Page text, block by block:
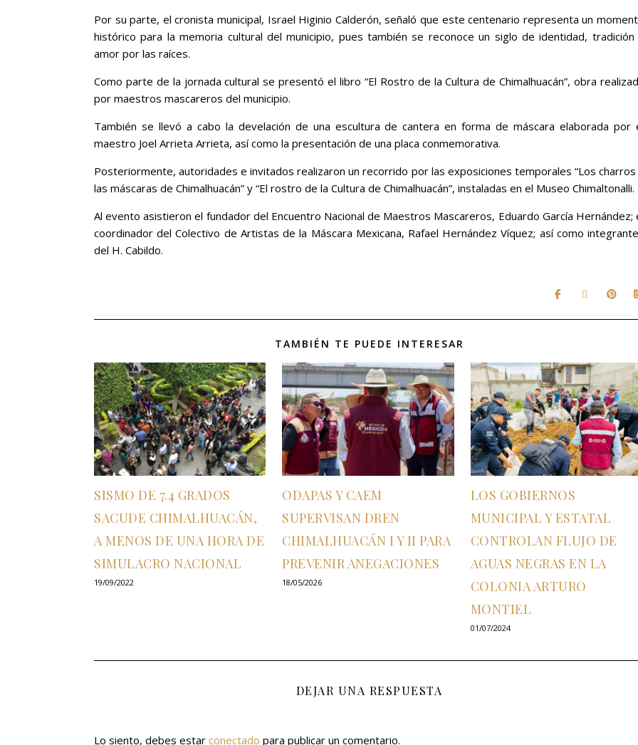
Por su parte, el cronista municipal, Israel Higinio Calderón, señaló que este centenario representa un
histórico para la memoria cultural del municipio, pues también se reconoce un siglo de identidad, tradición
amor por las raíces.
Como parte de la jornada cultural se presentó el libro “El Rostro de la Cultura de Chimalhuacán”, obra
por maestros mascareros del municipio.
También se llevó a cabo la develación de una escultura de cantera en forma de máscara elaborada por
maestro Joel Arrieta Arrieta, así como la presentación de una placa conmemorativa.
Posteriormente, autoridades e invitados realizaron un recorrido por las exposiciones temporales “Los
las máscaras de Chimalhuacán” y “El rostro de la Cultura de Chimalhuacán”, instaladas en el Museo Chimaltonalli.
Al evento asistieron el fundador del Encuentro Nacional de Maestros Mascareros, Eduardo García Hernández;
coordinador del Colectivo de Artistas de la Máscara Mexicana, Rafael Hernández Víquez; así como
del H. Cabildo.
TAMBIÉN TE PUEDE INTERESAR
SISMO DE 7.4 GRADOS
SACUDE CHIMALHUACÁN,
A MENOS DE UNA HORA DE
SIMULACRO NACIONAL
19/09/2022
ODAPAS Y CAEM
SUPERVISAN DREN
CHIMALHUACÁN I Y II PARA
PREVENIR ANEGACIONES
18/05/2026
LOS GOBIERNOS
MUNICIPAL Y ESTATAL
CONTROLAN FLUJO DE
AGUAS NEGRAS EN LA
COLONIA ARTURO
MONTIEL
01/07/2024
DEJAR UNA RESPUESTA
Lo siento, debes estar conectado para publicar un comentario.